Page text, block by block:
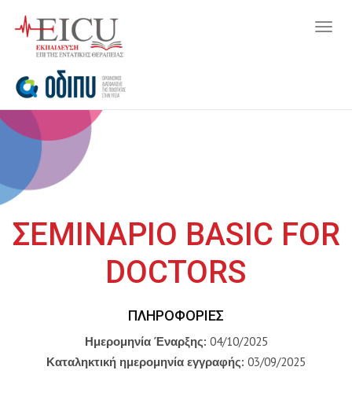
ΣΕΜΙΝΑΡΙΟ BASIC FOR
DOCTORS
ΠΛΗΡΟΦΟΡΊΕΣ
Ημερομηνία Έναρξης: 04/10/2025
Καταληκτική ημερομηνία εγγραφής: 03/09/2025